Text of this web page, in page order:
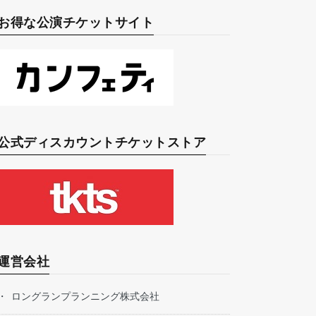
得な公演チケットサイト
式ディスカウントチケットストア
営会社
ロングランプランニング株式会社